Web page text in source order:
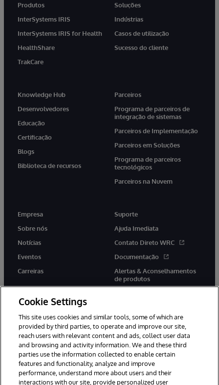
Produtos
InterSystems IRIS
InterSystems IRIS for Health
HealthShare
TrakCare
Soluções
Indústrias
Casos de utilização
Sucesso do cliente
Knowledge Hub
Desenvolvedores
Educação
Certificação
Blogs
Biblioteca de recursos
Parceiros
Programa de parceiros de
integração de sistemas
Parceiros de Implementação
Parceiros em Soluções
Programa de parceiros
tecnológicos
Parceiros na Nuvem
Empresa
Sobre nós
Notícias
Eventos
Carreiras
Suporte
Ajuda Imediata
Contato Direto WRC
Documentação
Alertas & Aconselhamentos
de produtos
twitter youtubefacebooklinkedin
© 1996-2022 InterSystems Corporation, Boston, MA. Todos os
direitos reservados.
Cookie Settings
This site uses cookies and similar tools, some of which are
provided by third parties, to operate and improve our site,
reach users with relevant content and ads, collect user data
and browsing and activity information. We and these third
parties use the information collected to enable certain
features and functionality, analyze and improve
performance, understand more about users and their
interactions with our site, provide personalized user